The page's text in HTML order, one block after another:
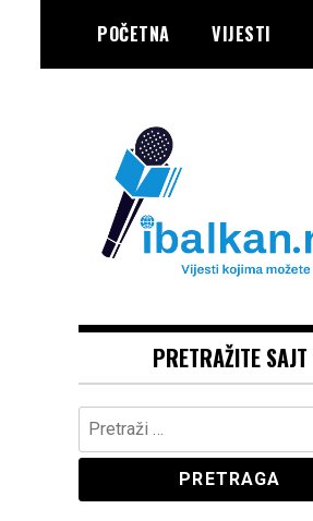
content
POČETNA VIJESTI
IBALKAN
PRETRAŽITE SAJT
Pretraga: